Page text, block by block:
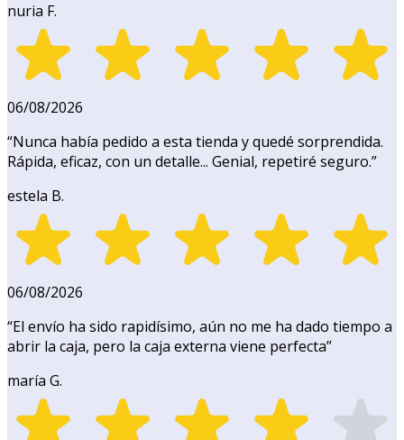
nuria F.
06/08/2026
“Nunca había pedido a esta tienda y quedé sorprendida.
Rápida, eficaz, con un detalle... Genial, repetiré seguro.”
estela B.
06/08/2026
“El envío ha sido rapidísimo, aún no me ha dado tiempo a
abrir la caja, pero la caja externa viene perfecta”
maría G.